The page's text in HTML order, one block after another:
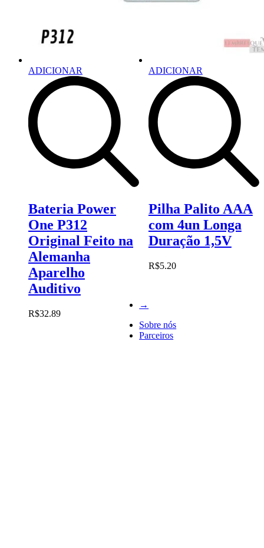
ADICIONAR
Bateria Power
One P312
Original Feito na
Alemanha
Aparelho
Auditivo
R$32.89
ADICIONAR
Pilha Palito AAA
com 4un Longa
Duração 1,5V
R$5.20
→
Sobre nós
Parceiros